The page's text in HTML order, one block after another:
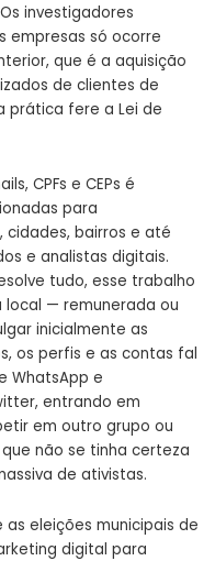
investigadores
empresas só ocorre
que é a aquisição
de clientes de
prática fere a Lei de
CPFs e CEPs é
para
cidades, bairros e até
e analistas digitais.
tudo, esse trabalho
local — remunerada ou
inicialmente as
os perfis e as contas fal
WhatsApp e
entrando em
em outro grupo ou
não se tinha certeza
de ativistas.
eleições municipais de
digital para